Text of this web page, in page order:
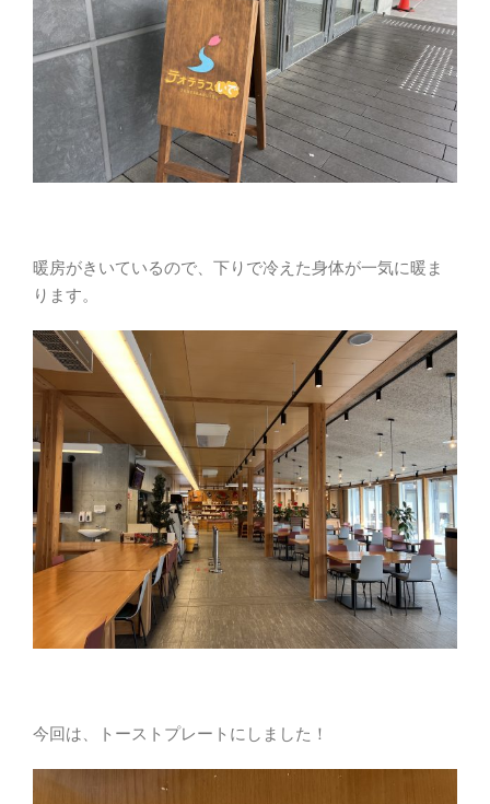
暖房がきいているので、下りで冷えた身体が一気に暖ま
ります。
今回は、トーストプレートにしました！